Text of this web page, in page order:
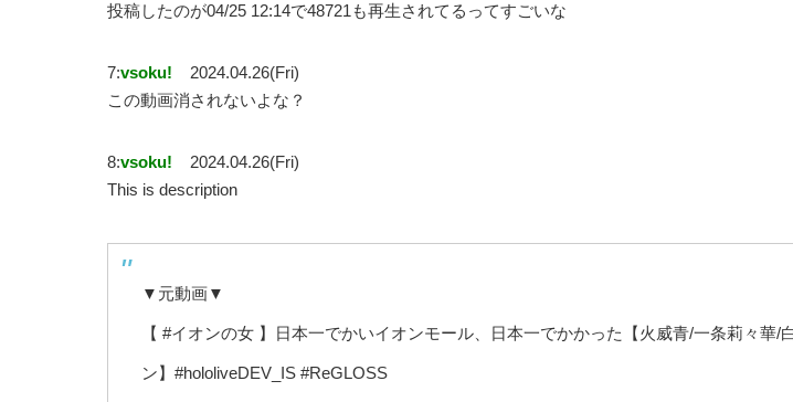
投稿したのが04/25 12:14で48721も再生されてるってすごいな
7:vsoku!
2024.04.26(Fri)
この動画消されないよな？
8:vsoku!
2024.04.26(Fri)
This is description
▼元動画▼
【 #イオンの女 】日本一でかいイオンモール、日本一でかかった【火威青/一条莉々華/
ン】#hololiveDEV_IS #ReGLOSS